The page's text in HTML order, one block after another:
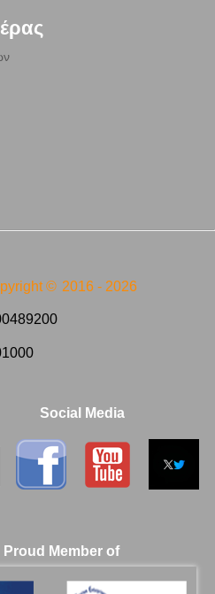
© 2016 - 2026
Social Media
Proud Member of